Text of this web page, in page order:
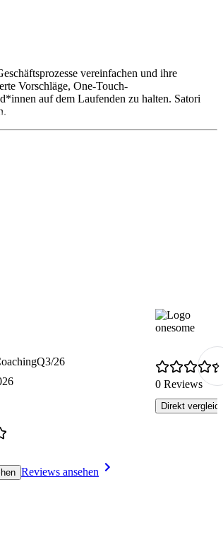
vereinfachen und ihre
Vorschläge, One-Touch-
auf dem Laufenden zu halten. Satori
Q3/26
Reviews ansehen
onesome
0 Reviews
Direkt